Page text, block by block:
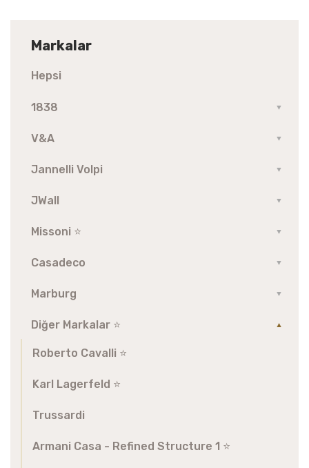
Markalar
Hepsi
1838 ▼
V&A ▼
Jannelli Volpi ▼
JWall ▼
Missoni ⭐️ ▼
Casadeco ▼
Marburg ▼
Diğer Markalar ⭐️ ▼
Roberto Cavalli ⭐️
Karl Lagerfeld ⭐️
Trussardi
Armani Casa - Refined Structure 1 ⭐️